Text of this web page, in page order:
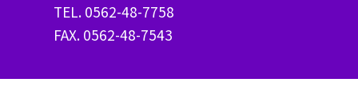
TEL. 0562-48-7758
FAX. 0562-48-7543